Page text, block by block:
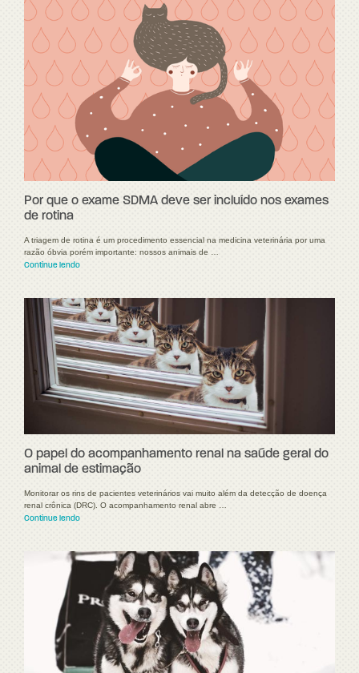
Por que o exame SDMA deve ser incluído nos exames
de rotina
A triagem de rotina é um procedimento essencial na medicina veterinária por uma
razão óbvia porém importante: nossos animais de …
Continue lendo
O papel do acompanhamento renal na saúde geral do
animal de estimação
Monitorar os rins de pacientes veterinários vai muito além da detecção de doença
renal crônica (DRC). O acompanhamento renal abre …
Continue lendo